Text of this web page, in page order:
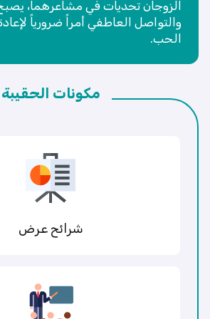
الزوجان تحديات في مشاعرهما، يصبح
والتواصل العاطفي أمراً ضرورياً
الحب.
مكونات الحقيبة
شرائح عرض